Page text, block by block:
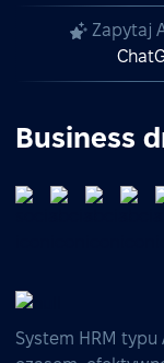
Zapytaj
Business
System HRM